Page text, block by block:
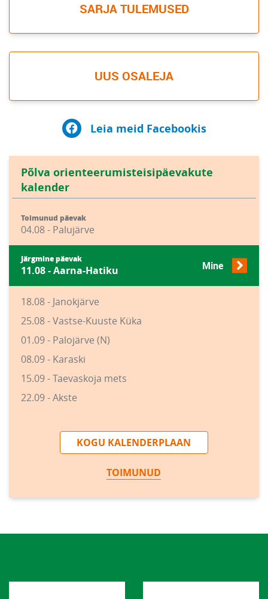
SARJA TULEMUSED
UUS OSALEJA
Leia meid Facebookis
Põlva orienteerumisteisipäevakute
kalender
Toimunud päevak
04.08 - Palujärve
Järgmine päevak
11.08 - Aarna-Hatiku Mine
18.08 - Janokjärve
25.08 - Vastse-Kuuste Küka
01.09 - Palojärve (N)
08.09 - Karaski
15.09 - Taevaskoja mets
22.09 - Akste
KOGU KALENDERPLAAN
TOIMUNUD